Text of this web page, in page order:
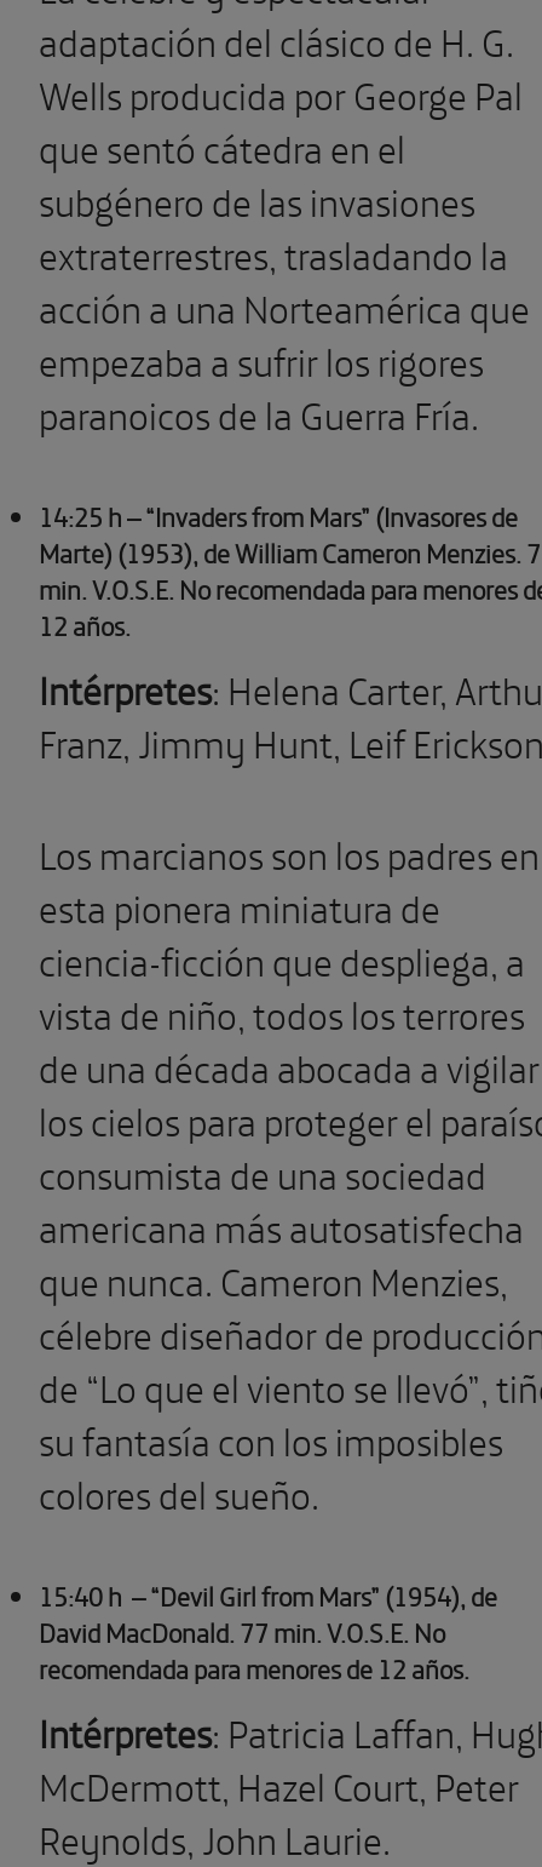
adaptación del clásico de H. G.
Wells producida por George Pal
que sentó cátedra en el
subgénero de las invasiones
extraterrestres, trasladando la
acción a una Norteamérica que
empezaba a sufrir los rigores
paranoicos de la Guerra Fría.
14:25 h – “Invaders from Mars” (Invasores de
Marte) (1953), de William Cameron Menzies.
min. V.O.S.E. No recomendada para menores
12 años.
Intérpretes: Helena Carter,
Franz, Jimmy Hunt, Leif
Los marcianos son los padres en
esta pionera miniatura de
ciencia-ficción que despliega, a
vista de niño, todos los terrores
de una década abocada a vigilar
los cielos para proteger el
consumista de una sociedad
americana más autosatisfecha
que nunca. Cameron Menzies,
célebre diseñador de
de “Lo que el viento se llevó”,
su fantasía con los imposibles
colores del sueño.
15:40 h – “Devil Girl from Mars” (1954), de
David MacDonald.77 min. V.O.S.E. No
recomendada para menores de 12 años.
Intérpretes: Patricia Laffan,
McDermott, Hazel Court, Peter
Reynolds, John Laurie.